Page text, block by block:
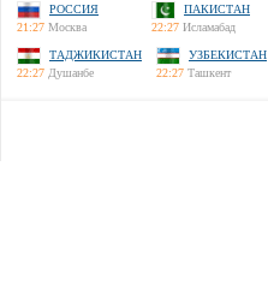
РОССИЯ
21:27 Москва
ПАКИСТАН
22:27 Исламабад
ТАДЖИКИСТАН
22:27 Душанбе
УЗБЕКИСТАН
22:27 Ташкент